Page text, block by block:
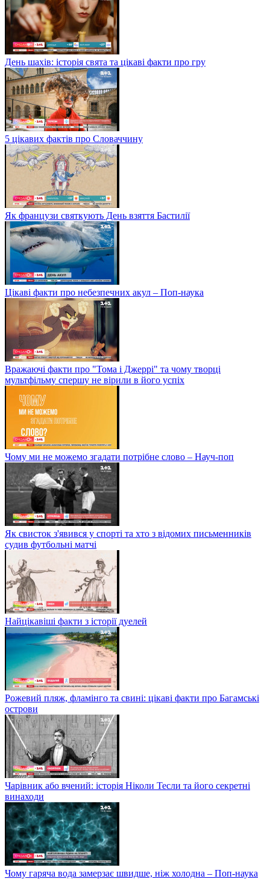
День шахів: історія свята та цікаві факти про гру
5 цікавих фактів про Словаччину
Як французи святкують День взяття Бастилії
Цікаві факти про небезпечних акул – Поп-наука
Вражаючі факти про "Тома і Джеррі" та чому творці
мультфільму спершу не вірили в його успіх
Чому ми не можемо згадати потрібне слово – Науч-поп
Як свисток з'явився у спорті та хто з відомих письменників
судив футбольні матчі
Найцікавіші факти з історії дуелей
Рожевий пляж, фламінго та свині: цікаві факти про Багамські
острови
Чарівник або вчений: історія Ніколи Тесли та його секретні
винаходи
Чому гаряча вода замерзає швидше, ніж холодна – Поп-наука